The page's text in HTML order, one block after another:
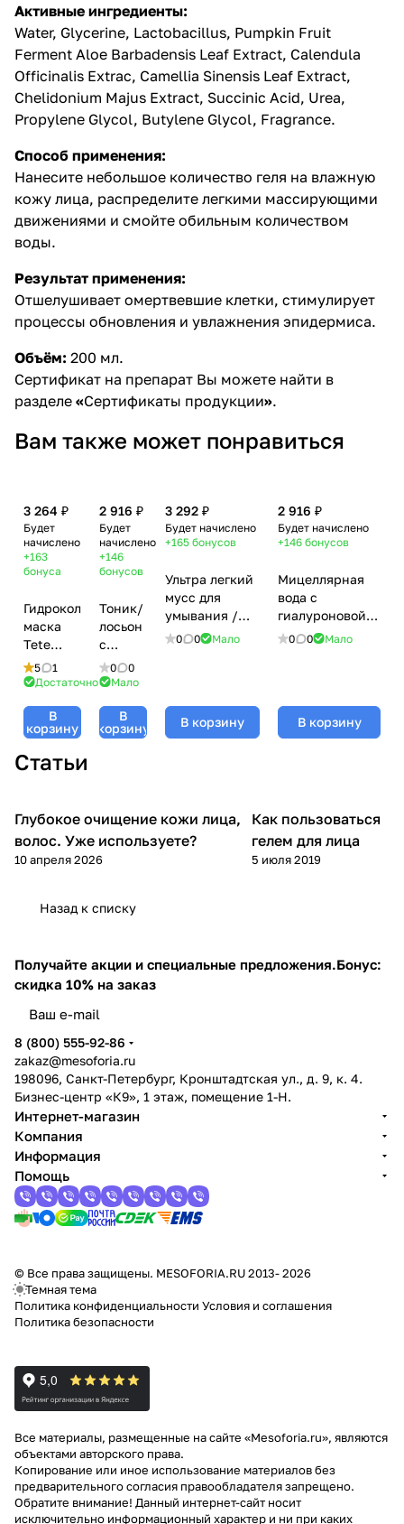
Активные ингредиенты:
Water, Glycerine, Lactobacillus, Pumpkin Fruit
Ferment Aloe Barbadensis Leaf Extract, Calendula
Officinalis Extrac, Camellia Sinensis Leaf Extract,
Chelidonium Majus Extract, Succinic Acid, Urea,
Propylene Glycol, Butylene Glycol, Fragrance.
Способ применения:
Нанесите небольшое количество геля на влажную
кожу лица, распределите легкими массирующими
движениями и смойте обильным количеством
воды.
Результат применения:
Отшелушивает омертвевшие клетки, стимулирует
процессы обновления и увлажнения эпидермиса.
Объём: 200 мл.
Сертификат на препарат Вы можете найти в
разделе «Сертификаты продукции».
Вам также может понравиться
3 264 ₽
Будет
начислено
+163
бонуса
Гидроколлагеновая
маска
Tete
моментального
действия,
5
1
Достаточно
В
корзину
2 916 ₽
Будет
начислено
+146
бонусов
Тоник/
лосьон
с
гиалуроновой
кислотой
200 мл
0
0
Мало
В
корзину
3 292 ₽
Будет начислено
+165 бонусов
Ультра легкий
мусс для
умывания /
Ultra Light
- 150 мл
0 0 Мало
В корзину
2 916 ₽
Будет начислено
+146 бонусов
Мицеллярная
вода с
гиалуроновой
кислотой /
Cosmeceutical -
200 мл
0 0 Мало
В корзину
Статьи
Уход за лицом
Глубокое очищение кожи лица,
волос. Уже используете?
10 апреля 2026
Уход за лицом
Как пользоваться
гелем для лица
5 июля 2019
Назад к списку
Получайте акции и специальные предложения.Бонус:
скидка 10% на заказ
8 (800) 555-92-86
zakaz@mesoforia.ru
198096, Санкт-Петербург, Кронштадтская ул., д. 9, к. 4.
Бизнес-центр «К9», 1 этаж, помещение 1-Н.
Интернет-магазин
Компания
Информация
Помощь
© Все права защищены. MESOFORIA.RU 2013- 2026
Темная тема
Политика конфиденциальности Условия и соглашения
Политика безопасности
Все материалы, размещенные на сайте «Mesoforia.ru», являются
объектами авторского права.
Копирование или иное использование материалов без
предварительного согласия правообладателя запрещено.
Обратите внимание! Данный интернет-сайт носит
исключительно информационный характер и ни при каких